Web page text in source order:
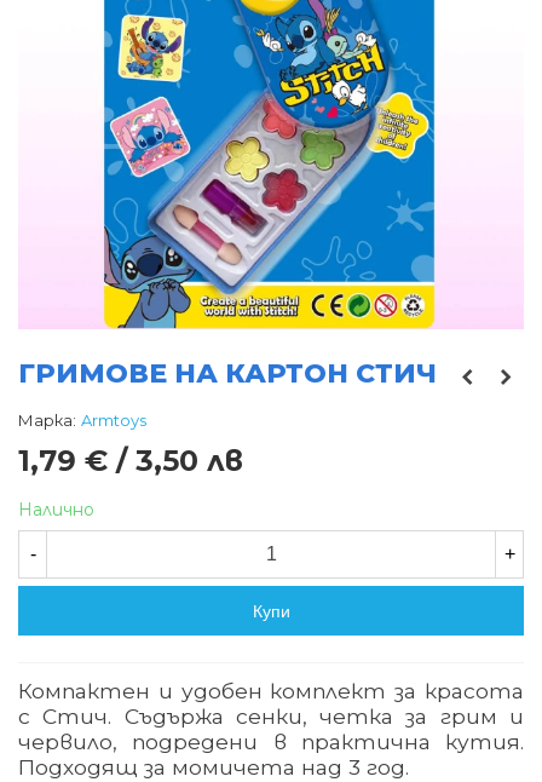
ГРИМОВЕ НА КАРТОН СТИЧ
Марка: Armtoys
1,79 € / 3,50 лв
Налично
- +
Купи
Компактен и удобен комплект за красота
с Стич. Съдържа сенки, четка за грим и
червило, подредени в практична кутия.
Подходящ за момичета над 3 год.